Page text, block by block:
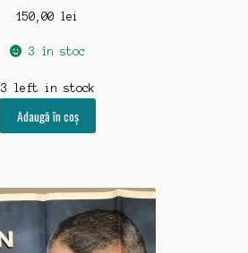
150,00 lei
3 în stoc
3 left in stock
Adaugă în coș